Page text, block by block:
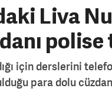
Liva
için derslerini
para dolu